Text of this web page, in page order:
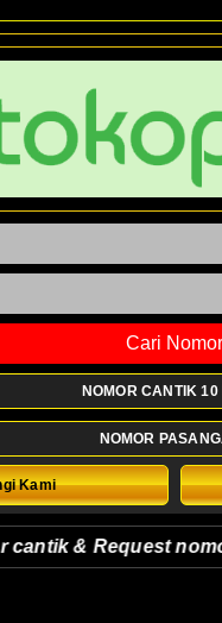
Cari Nomor
NOMOR CANTIK 10
NOMOR
Kami
& Request